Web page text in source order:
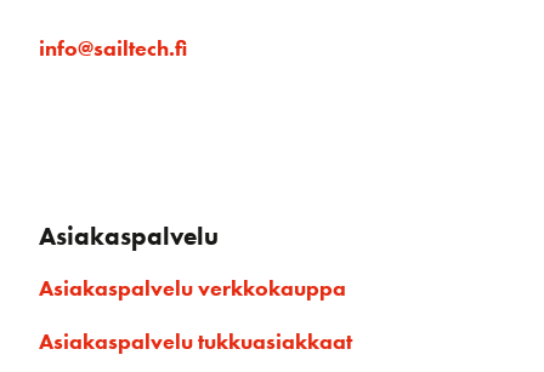
info@sailtech.fi
Asiakaspalvelu
Asiakaspalvelu verkkokauppa
Asiakaspalvelu tukkuasiakkaat